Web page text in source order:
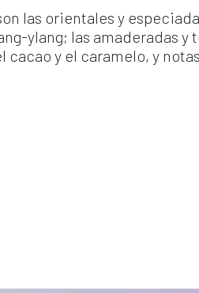
las orientales y
ylang; las amaderadas y
cacao y el caramelo, y